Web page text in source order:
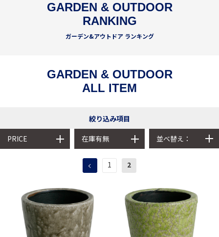
GARDEN & OUTDOOR
RANKING
ガーデン&アウトドア ランキング
GARDEN & OUTDOOR
ALL ITEM
絞り込み項目
PRICE 在庫有無 並べ替え：
1 2